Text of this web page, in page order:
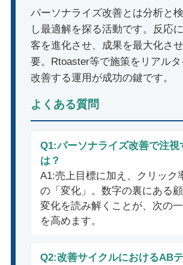
パーソナライズ改善とは分析と
し最適解を探る活動です。反応
客を進化させ、成果を最大化さ
要。Rtoaster等で施策をリアルタ
改善する運用が成功の鍵です。
よくある質問
Q1:パーソナライズ改善で注視
は？
A1:売上目標に加え、クリック
の「変化」。数字の裏にある
変化を読み解くことが、次の
を高めます。
Q2:改善サイクルにおけるAB